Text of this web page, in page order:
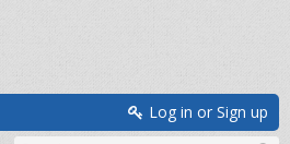
Log in or Sign up